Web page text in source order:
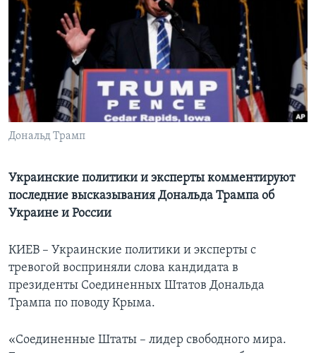
Learning English
СОЦИАЛЬНЫЕ СЕТИ
Языки
Дональд Трамп
Украинские политики и эксперты комментируют
последние высказывания Дональда Трампа об
Украине и России
КИЕВ – Украинские политики и эксперты с
тревогой восприняли слова кандидата в
президенты Соединенных Штатов Дональда
Трампа по поводу Крыма.
«Соединенные Штаты – лидер свободного мира.